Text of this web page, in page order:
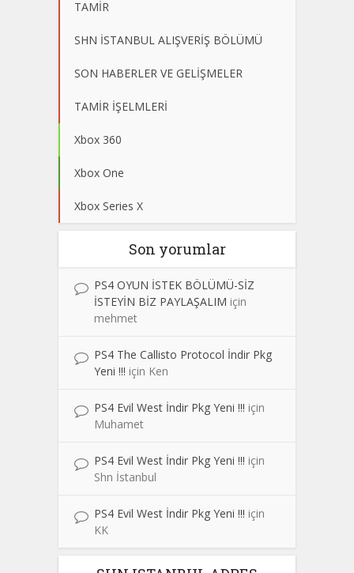
TAMİR
SHN İSTANBUL ALIŞVERİŞ BÖLÜMÜ
SON HABERLER VE GELİŞMELER
TAMİR İŞELMLERİ
Xbox 360
Xbox One
Xbox Series X
Son yorumlar
PS4 OYUN İSTEK BÖLÜMÜ-SİZ
İSTEYİN BİZ PAYLAŞALIM için
mehmet
PS4 The Callisto Protocol İndir Pkg
Yeni !!! için Ken
PS4 Evil West İndir Pkg Yeni !!! için
Muhamet
PS4 Evil West İndir Pkg Yeni !!! için
Shn İstanbul
PS4 Evil West İndir Pkg Yeni !!! için
KK